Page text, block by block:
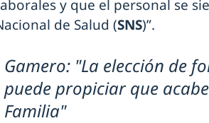
y que el personal se
de Salud (SNS)”.
Gamero: "La elección de
puede propiciar que
Familia"